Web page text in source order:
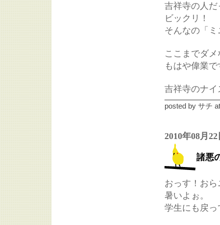
吉祥寺の人だ
ビックリ！
そんなの「
ここまでダ
もはや偉業
吉祥寺のナ
posted by サチ
2010年08月22
諸悪
おっす！お
暑いよぉ。
学生にも戻